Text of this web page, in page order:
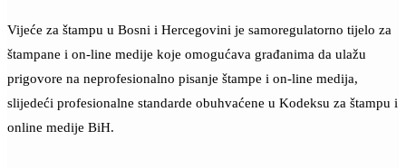
Vijeće za štampu u Bosni i Hercegovini je samoregulatorno tijelo za
štampane i on-line medije koje omogućava građanima da ulažu
prigovore na neprofesionalno pisanje štampe i on-line medija,
slijedeći profesionalne standarde obuhvaćene u Kodeksu za štampu i
online medije BiH.